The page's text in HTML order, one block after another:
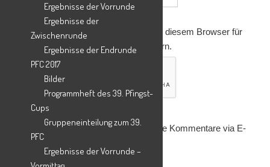
Name, E-Mail-Adresse und Website in diesem Browser für
meinen nächsten Kommentar speichern.
Benachrichtige mich über nachfolgende Kommentare via E-
Ergebnisse der Vorrunde
Ergebnisse der
Zwischenrunde
Ergebnisse der Endrunde
PFC 2017
Bilder
Programmheft des 39. Pfingst-
Cups
Gruppeneinteilung zum 39.
PFC
Ergebnisse der Vorrunde –